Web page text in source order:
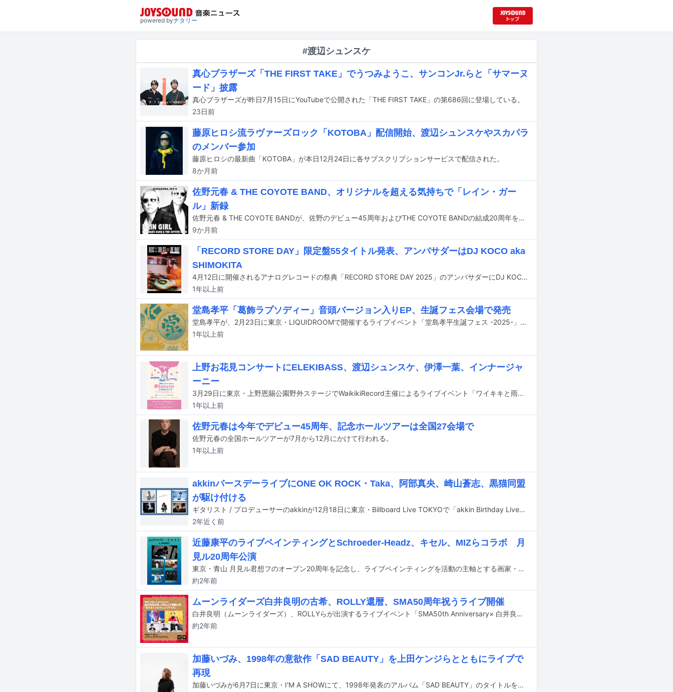
powered byナタリー
#渡辺シュンスケ
真心ブラザーズ「THE FIRST TAKE」でうつみようこ、サンコンJr.らと「サマーヌ
ード」披露
真心ブラザーズが昨日7月15日にYouTubeで公開された「THE FIRST TAKE」の第686回に登場している。
23日前
藤原ヒロシ流ラヴァーズロック「KOTOBA」配信開始、渡辺シュンスケやスカパラ
のメンバー参加
藤原ヒロシの最新曲「KOTOBA」が本日12月24日に各サブスクリプションサービスで配信された。
8か月前
佐野元春 & THE COYOTE BAND、オリジナルを超える気持ちで「レイン・ガー
ル」新録
佐野元春 & THE COYOTE BANDが、佐野のデビュー45周年およびTHE COYOTE BANDの結成20周年を記念して、明日11月26日に人気曲「レイン・ガール」の新録版を配信リリースする。
9か月前
「RECORD STORE DAY」限定盤55タイトル発表、アンバサダーはDJ KOCO aka
SHIMOKITA
4月12日に開催されるアナログレコードの祭典「RECORD STORE DAY 2025」のアンバサダーにDJ KOCO aka SHIMOKITAが就任。さらに本祭典でリリースされる限定アイテムが発表された。
1年以上前
堂島孝平「葛飾ラプソディー」音頭バージョン入りEP、生誕フェス会場で発売
堂島孝平が、2月23日に東京・LIQUIDROOMで開催するライブイベント「堂島孝平生誕フェス -2025-」で、会場限定EP「真夜中のファンファーレ / うむむ Holiday / 葛飾ラプソディー 音頭ver.」をリリースすることが決定した。
1年以上前
上野お花見コンサートにELEKIBASS、渡辺シュンスケ、伊澤一葉、インナージャ
ーニー
3月29日に東京・上野恩賜公園野外ステージでWaikikiRecord主催によるライブイベント「ワイキキと雨のお花見コンサート」が開催される。
1年以上前
佐野元春は今年でデビュー45周年、記念ホールツアーは全国27会場で
佐野元春の全国ホールツアーが7月から12月にかけて行われる。
1年以上前
akkinバースデーライブにONE OK ROCK・Taka、阿部真央、崎山蒼志、黒猫同盟
が駆け付ける
ギタリスト / プロデューサーのakkinが12月18日に東京・Billboard Live TOKYOで「akkin Birthday Live『まだ50歳です。』」を開催する。
2年近く 前
近藤康平のライブペインティングとSchroeder-Headz、キセル、MIZらコラボ 月
見ル20周年公演
東京・青山 月見ル君想フのオープン20周年を記念し、ライブペインティングを活動の主軸とする画家・近藤康平とタッグを組んだイベントが9月22、23日に開催される。
約2年前
ムーンライダーズ白井良明の古希、ROLLY還暦、SMA50周年祝うライブ開催
白井良明（ムーンライダーズ）、ROLLYらが出演するライブイベント「SMA50th Anniversary× 白井良明古希× ROLLY還暦公演 『恋するトンピクレンッ子たち』」が、7月25日に東京・渋谷duo MUSIC EXCHANGEで行われる。
約2年前
加藤いづみ、1998年の意欲作「SAD BEAUTY」を上田ケンジらとともにライブで
再現
加藤いづみが6月7日に東京・I'M A SHOWにて、1998年発表のアルバム「SAD BEAUTY」のタイトルを冠したライブを行う。